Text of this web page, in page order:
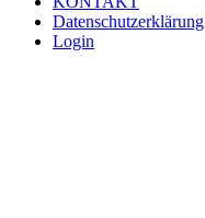
Datenschutzerklärung
Login